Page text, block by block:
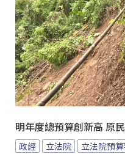
明年度總預算創新高 原
政經 立法院 立法院預